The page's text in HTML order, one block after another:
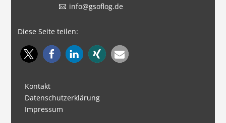
info@gsoflog.de
Diese Seite teilen:
Kontakt
Datenschutzerklärung
Impressum